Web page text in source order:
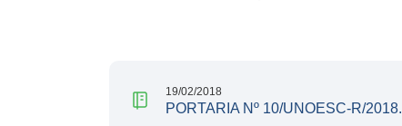
19/02/2018
PORTARIA Nº 10/UNOESC-R/2018.